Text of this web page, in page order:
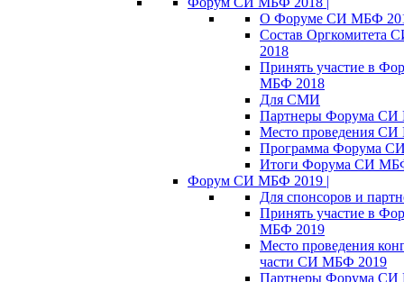
О Форуме СИ МБФ
Состав Оргкомитета
2018
Принять участие в
МБФ 2018
Для СМИ
Партнеры Форума
Место проведения
Программа Форума
Итоги Форума СИ
Форум СИ МБФ 2019 |
Для спонсоров и
Принять участие в
МБФ 2019
Место проведения
части СИ МБФ 2019
Партнеры Форума